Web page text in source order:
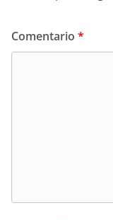
Comentario *